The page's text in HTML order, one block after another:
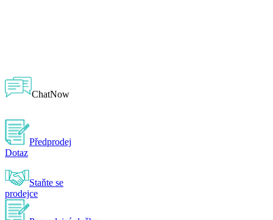
ChatNow
Předprodej
Dotaz
Staňte se
prodejce